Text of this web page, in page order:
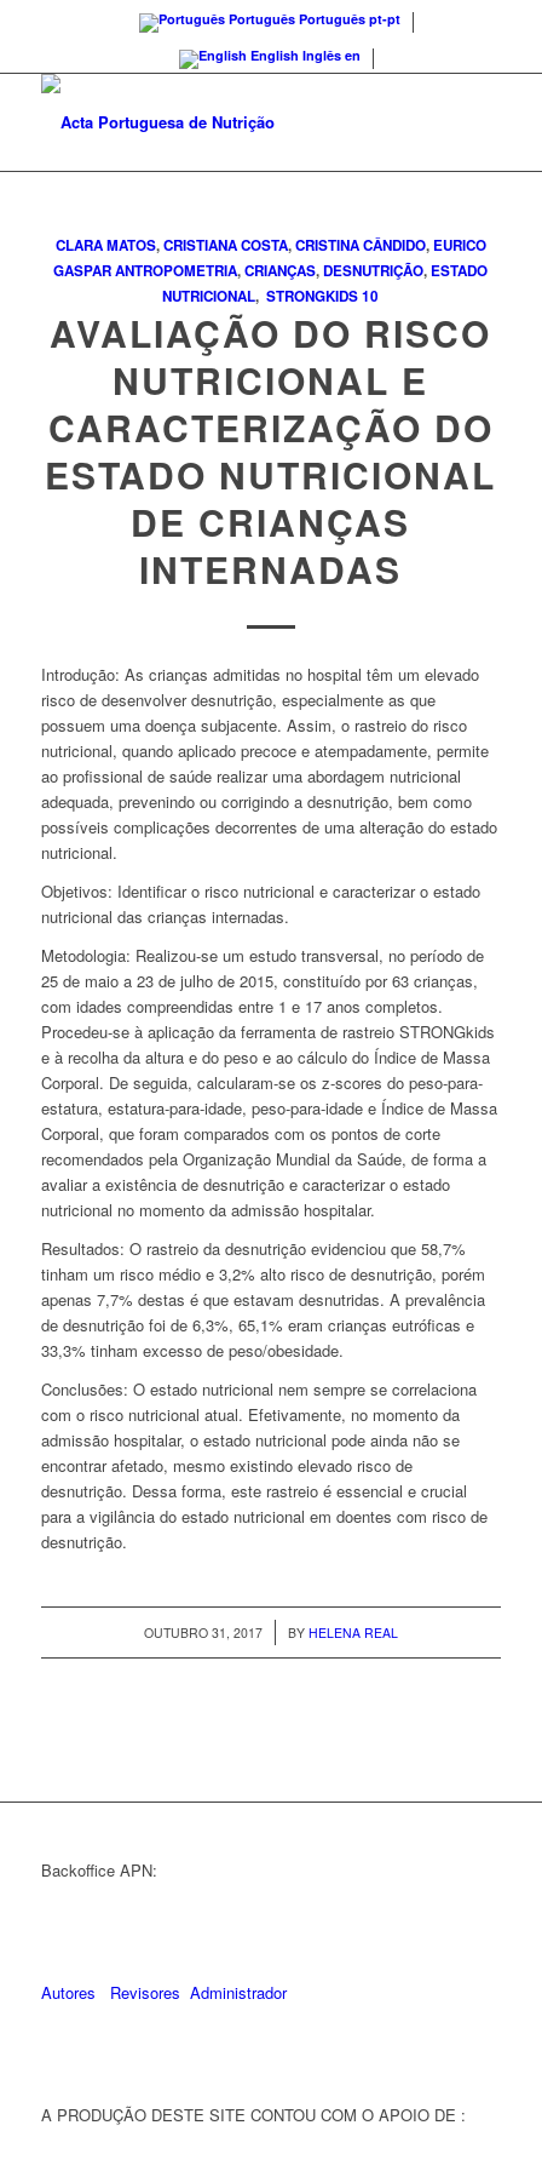
Português Português pt-pt
English Inglês en
CLARA MATOS,CRISTIANA COSTA,CRISTINA CÂNDIDO, EURICO
GASPAR ANTROPOMETRIA,CRIANÇAS,DESNUTRIÇÃO, ESTADO
NUTRICIONAL, STRONGKIDS 10
AVALIAÇÃO DO RISCO
NUTRICIONAL E
CARACTERIZAÇÃO DO
ESTADO NUTRICIONAL
DE CRIANÇAS
INTERNADAS
Introdução: As crianças admitidas no hospital têm um elevado
risco de desenvolver desnutrição, especialmente as que
possuem uma doença subjacente. Assim, o rastreio do risco
nutricional, quando aplicado precoce e atempadamente, permite
ao profissional de saúde realizar uma abordagem nutricional
adequada, prevenindo ou corrigindo a desnutrição, bem como
possíveis complicações decorrentes de uma alteração do estado
nutricional.
Objetivos: Identificar o risco nutricional e caracterizar o estado
nutricional das crianças internadas.
Metodologia: Realizou-se um estudo transversal, no período de
25 de maio a 23 de julho de 2015, constituído por 63 crianças,
com idades compreendidas entre 1 e 17 anos completos.
Procedeu-se à aplicação da ferramenta de rastreio STRONGkids
e à recolha da altura e do peso e ao cálculo do Índice de Massa
Corporal. De seguida, calcularam-se os z-scores do peso-para-
estatura, estatura-para-idade, peso-para-idade e Índice de Massa
Corporal, que foram comparados com os pontos de corte
recomendados pela Organização Mundial da Saúde, de forma a
avaliar a existência de desnutrição e caracterizar o estado
nutricional no momento da admissão hospitalar.
Resultados: O rastreio da desnutrição evidenciou que 58,7%
tinham um risco médio e 3,2% alto risco de desnutrição, porém
apenas 7,7% destas é que estavam desnutridas. A prevalência
de desnutrição foi de 6,3%, 65,1% eram crianças eutróficas e
33,3% tinham excesso de peso/obesidade.
Conclusões: O estado nutricional nem sempre se correlaciona
com o risco nutricional atual. Efetivamente, no momento da
admissão hospitalar, o estado nutricional pode ainda não se
encontrar afetado, mesmo existindo elevado risco de
desnutrição. Dessa forma, este rastreio é essencial e crucial
para a vigilância do estado nutricional em doentes com risco de
desnutrição.
OUTUBRO 31, 2017
/ BY HELENA REAL
Backoffice APN:
Autores Revisores Administrador
A PRODUÇÃO DESTE SITE CONTOU COM O APOIO DE :